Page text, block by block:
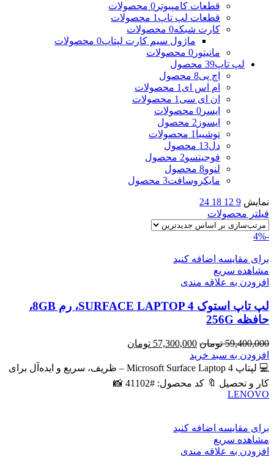
قطعات کامپیوتر 0 محصولات
قطعات لپ تاپ 1 محصولات
کارت شبکه0 محصولات
ماژول سیم کارت لپتاپ0 محصولات
مانیتور 0 محصولات
لپ تاپ39 محصول
اچ پی8 محصول
ام اس ای 1 محصولات
ان ای سی 1 محصولات
ایسر 0 محصولات
ایسوز 2 محصول
توشیبا 1 محصولات
دل13 محصول
فوجیتسو2 محصول
لنوو8 محصول
مایکروسافت3 محصول
نمایش 9
12
18
24
فیلتر محصولات
-4%
برای مقایسه اضافه کنید
مشاهده سریع
افزودن به علاقه مندی
لپ تاپ استوک SURFACE LAPTOP 4، رم 8GB،
حافظه 256G
59,400,000 تومان قیمت
اصلی
59,400,000 تومان
57,300,000 تومان
57,300,000 تومان
است.
افزودن به سبد خرید
💻 لپتاپ Microsoft Surface Laptop 4 – ظریف، سریع و ایده‌آل برای
کار و تحصیل 🔖 کد محصول: #41102 📸
LENOVO
برای مقایسه اضافه کنید
مشاهده سریع
افزودن به علاقه مندی